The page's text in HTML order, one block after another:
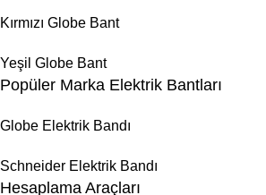
Kırmızı Globe Bant
Yeşil Globe Bant
Popüler Marka Elektrik Bantları
Globe Elektrik Bandı
Schneider Elektrik Bandı
Hesaplama Araçları